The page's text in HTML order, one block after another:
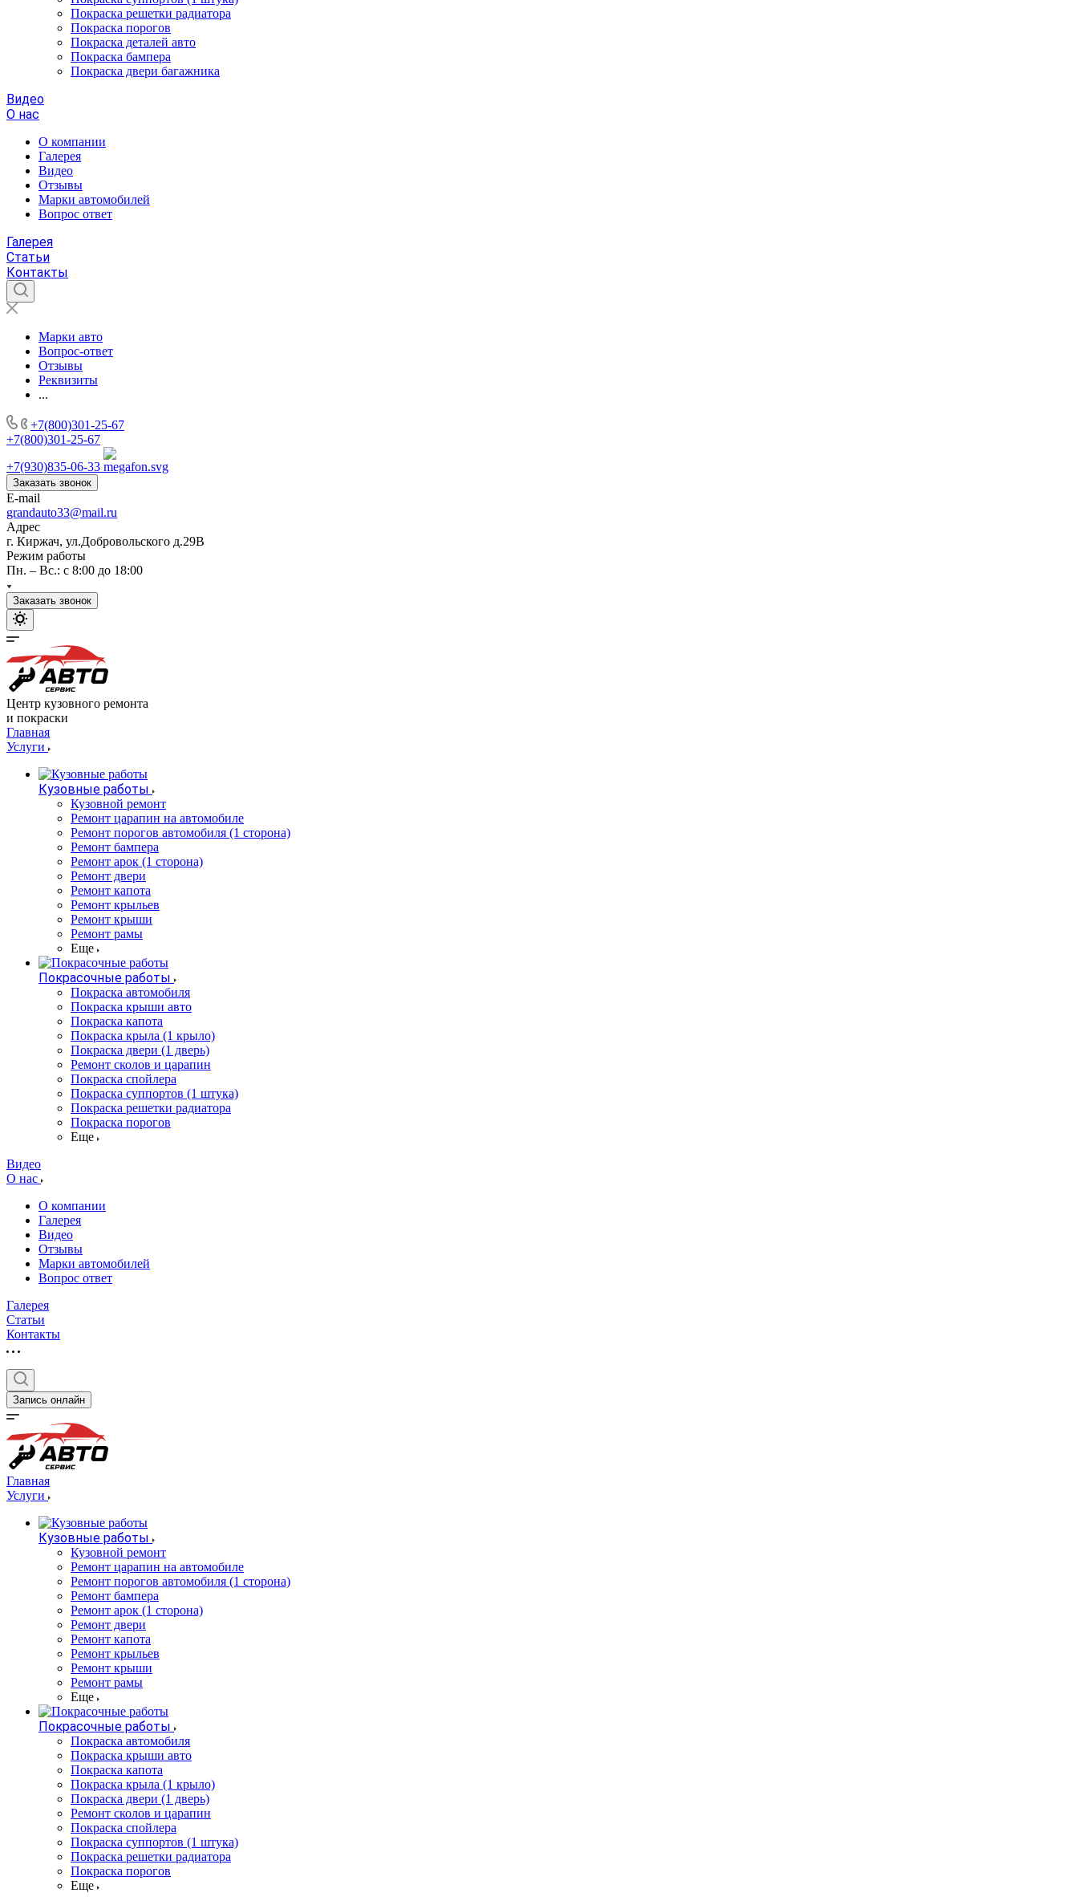
Покраска решетки радиатора
Покраска порогов
Покраска деталей авто
Покраска бампера
Покраска двери багажника
Видео
О нас
О компании
Галерея
Видео
Отзывы
Марки автомобилей
Вопрос ответ
Галерея
Статьи
Контакты
Марки авто
Вопрос-ответ
Отзывы
Реквизиты
...
+7(800)301-25-67
+7(800)301-25-67
+7(930)835-06-33
Заказать звонок
E-mail
grandauto33@mail.ru
Адрес
г. Киржач, ул.Добровольского д.29В
Режим работы
Пн. – Вс.: с 8:00 до 18:00
Заказать звонок
Центр кузовного ремонта
и покраски
Главная
Услуги
Кузовные работы
Кузовной ремонт
Ремонт царапин на автомобиле
Ремонт порогов автомобиля (1 сторона)
Ремонт бампера
Ремонт арок (1 сторона)
Ремонт двери
Ремонт капота
Ремонт крыльев
Ремонт крыши
Ремонт рамы
Еще
Покрасочные работы
Покраска автомобиля
Покраска крыши авто
Покраска капота
Покраска крыла (1 крыло)
Покраска двери (1 дверь)
Ремонт сколов и царапин
Покраска спойлера
Покраска суппортов (1 штука)
Покраска решетки радиатора
Покраска порогов
Еще
Видео
О нас
О компании
Галерея
Видео
Отзывы
Марки автомобилей
Вопрос ответ
Галерея
Статьи
Контакты
Запись онлайн
Главная
Услуги
Кузовные работы
Кузовной ремонт
Ремонт царапин на автомобиле
Ремонт порогов автомобиля (1 сторона)
Ремонт бампера
Ремонт арок (1 сторона)
Ремонт двери
Ремонт капота
Ремонт крыльев
Ремонт крыши
Ремонт рамы
Еще
Покрасочные работы
Покраска автомобиля
Покраска крыши авто
Покраска капота
Покраска крыла (1 крыло)
Покраска двери (1 дверь)
Ремонт сколов и царапин
Покраска спойлера
Покраска суппортов (1 штука)
Покраска решетки радиатора
Покраска порогов
Еще